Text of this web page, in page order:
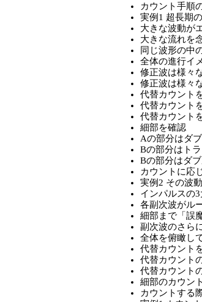
カウント手順
実例1 超長期
大きな波動が
大きな流れを
同じ波形の中
全体の進行イ
修正波は様々
修正波は様々
代替カウント
代替カウント
代替カウント
細部を確認
Aの部分はダ
Bの部分はト
Bの部分はダ
カウントに応
実例2 その波
インパルスの
各副次波がル
細部まで「誤
副次波のさら
全体を俯瞰し
代替カウント
代替カウント
代替カウント
細部のカウン
カウントする